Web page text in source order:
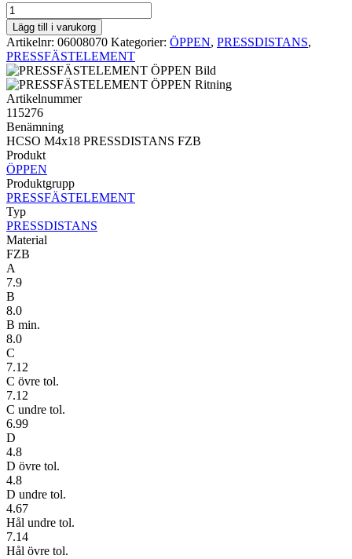
PRESSDISTANS
ÖPPEN
HCSO
M4x18
PRESSDISTANS
FZB
mängd
Lägg till i varukorg
Artikelnr: 06008070 Kategorier: ÖPPEN, PRESSDISTANS,
PRESSFÄSTELEMENT
Artikelnummer
115276
Benämning
HCSO M4x18 PRESSDISTANS FZB
Produkt
ÖPPEN
Produktgrupp
PRESSFÄSTELEMENT
Typ
PRESSDISTANS
Material
FZB
A
7.9
B
8.0
B min.
8.0
C
7.12
C övre tol.
7.12
C undre tol.
6.99
D
4.8
D övre tol.
4.8
D undre tol.
4.67
Hål undre tol.
7.14
Hål övre tol.